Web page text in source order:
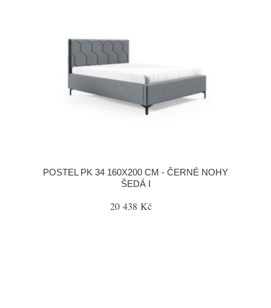
POSTEL PK 34 160X200 CM - ČERNÉ NOHY
ŠEDÁ I
20 438 Kč